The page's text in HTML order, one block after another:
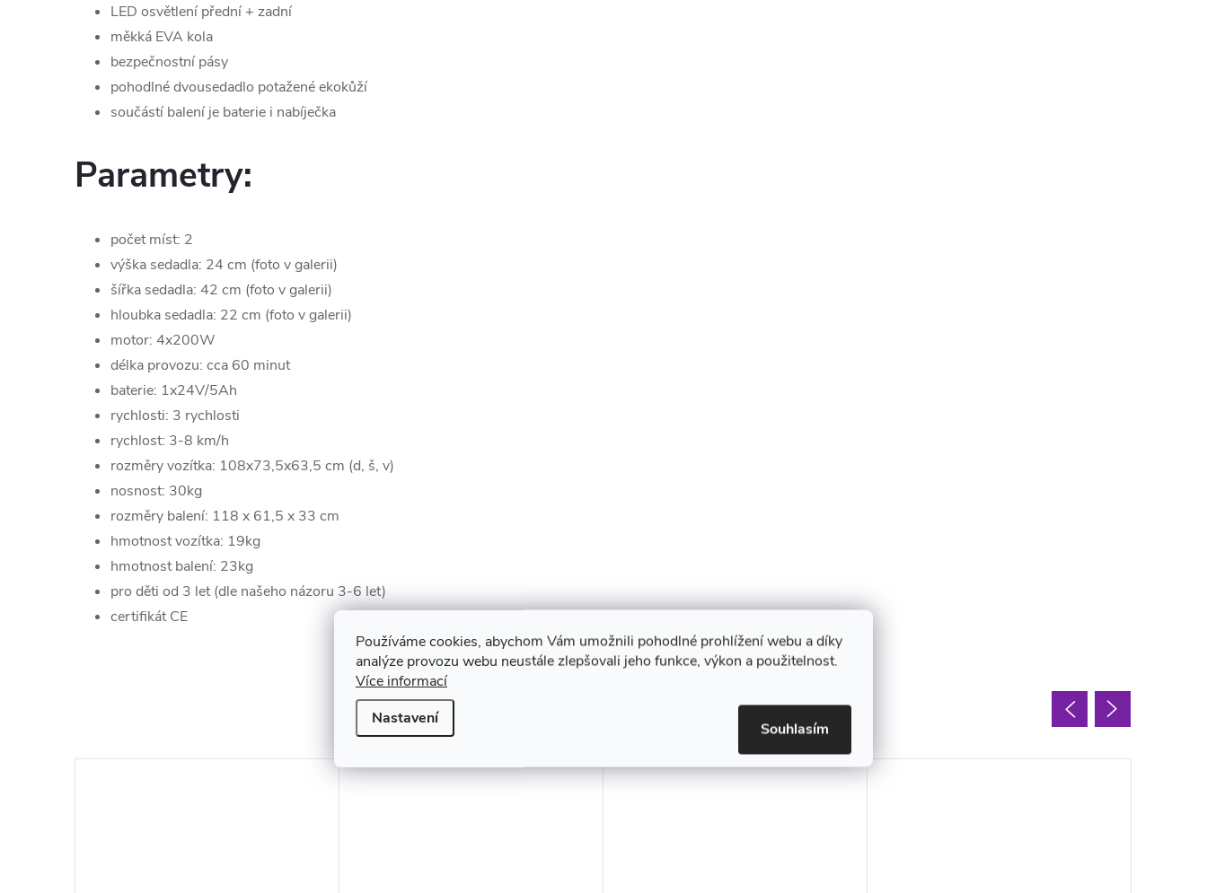
Používáme cookies, abychom Vám umožnili pohodlné prohlížení webu a díky
analýze provozu webu neustále zlepšovali jeho funkce, výkon a použitelnost.
Více informací
Nastavení
Souhlasím
LED osvětlení přední + zadní
měkká EVA kola
bezpečnostní pásy
pohodlné dvousedadlo potažené ekokůží
součástí balení je baterie i nabíječka
Parametry:
počet míst: 2
výška sedadla: 24 cm (foto v galerii)
šířka sedadla: 42 cm (foto v galerii)
hloubka sedadla: 22 cm (foto v galerii)
motor: 4x200W
délka provozu: cca 60 minut
baterie: 1x24V/5Ah
rychlosti: 3 rychlosti
rychlost: 3-8 km/h
rozměry vozítka: 108x73,5x63,5 cm (d, š, v)
nosnost: 30kg
rozměry balení: 118 x 61,5 x 33 cm
hmotnost vozítka: 19kg
hmotnost balení: 23kg
pro děti od 3 let (dle našeho názoru 3-6 let)
certifikát CE
K tomuto produktu doporučujeme ještě dokoupit